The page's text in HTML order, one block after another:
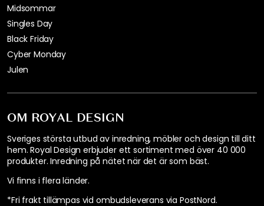
OM ROYAL DESIGN
Sveriges största utbud av inredning, möbler och design till ditt
hem. Royal Design erbjuder ett sortiment med över 40 000
produkter. Inredning på nätet när det är som bäst.
Vi finns i flera länder.
*Fri frakt tillämpas vid ombudsleverans via PostNord.
Midsommar
Singles Day
Black Friday
Cyber Monday
Julen